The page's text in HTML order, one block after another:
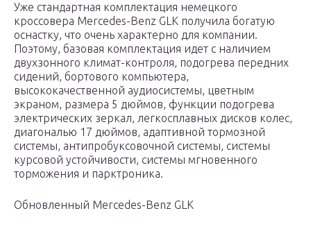
Уже стандартная комплектация немецкого
кроссовера Mercedes-Benz GLK получила богатую
оснастку, что очень характерно для компании.
Поэтому, базовая комплектация идет с наличием
двухзонного климат-контроля, подогрева передних
сидений, бортового компьютера,
высококачественной аудиосистемы, цветным
экраном, размера 5 дюймов, функции подогрева
электрических зеркал, легкосплавных дисков колес,
диагональю 17 дюймов, адаптивной тормозной
системы, антипробуксовочной системы, системы
курсовой устойчивости, системы мгновенного
торможения и парктроника.
Обновленный Mercedes-Benz GLK